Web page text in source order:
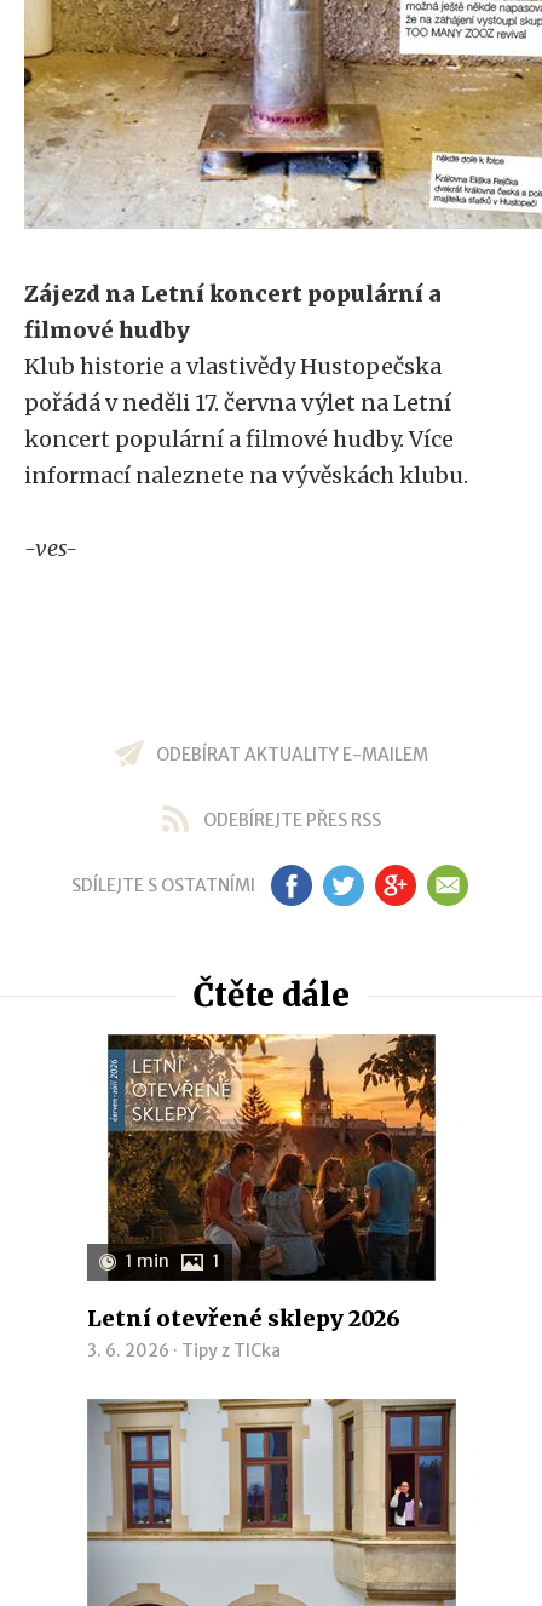
Zájezd na Letní koncert populární a
filmové hudby
Klub historie a vlastivědy Hustopečska
pořádá v neděli 17. června výlet na Letní
koncert populární a filmové hudby. Více
informací naleznete na vývěskách klubu.
-ves-
ODEBÍRAT AKTUALITY E-MAILEM
ODEBÍREJTE PŘES RSS
SDÍLEJTE S OSTATNÍMI FB TW GP EM
Čtěte dále
1 min 1
Letní otevřené sklepy 2026
3. 6. 2026 · Tipy z TICka